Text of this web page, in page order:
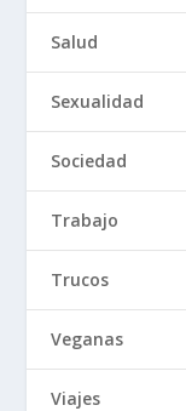
Salud
Sexualidad
Sociedad
Trabajo
Trucos
Veganas
Viajes